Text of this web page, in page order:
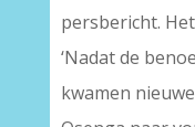
persbericht.
‘Nadat de
kwamen